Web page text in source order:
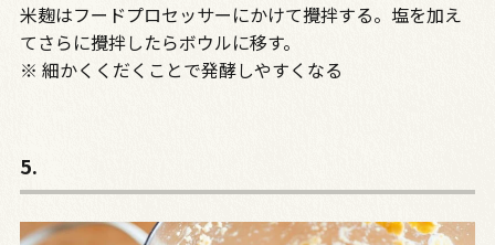
米麹はフードプロセッサーにかけて攪拌する。塩を加え
てさらに攪拌したらボウルに移す。
※ 細かくくだくことで発酵しやすくなる
5.